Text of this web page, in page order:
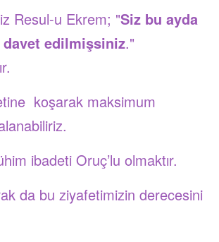
Resul-u Ekrem; "Siz bu ayda
edilmişsiniz."
koşarak maksimum
ibadeti Oruç’lu olmaktır.
da bu ziyafetimizin derecesini